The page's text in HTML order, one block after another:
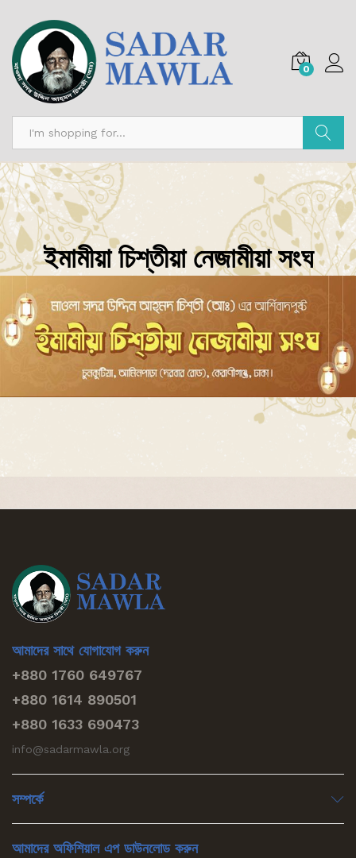
0
অনুসন্ধান
ইমামীয়া চিশ্‌তীয়া নেজামীয়া সংঘ
আমাদের সাথে যোগাযোগ করুন
+880 1760 649767
+880 1614 890501
+880 1633 690473
info@sadarmawla.org
সম্পর্কে
আমাদের অফিশিয়াল এপ ডাউনলোড করুন